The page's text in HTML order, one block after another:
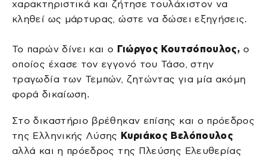
χαρακτηριστικά και ζήτησε τουλάχιστον να
κληθεί ως μάρτυρας, ώστε να δώσει εξηγήσεις.
Το παρών δίνει και ο Γιώργος Κουτσόπουλος, ο
οποίος έχασε τον εγγονό του Τάσο, στην
τραγωδία των Τεμπών, ζητώντας για μία ακόμη
φορά δικαίωση.
Στο δικαστήριο βρέθηκαν επίσης και ο πρόεδρος
της Ελληνικής Λύσης Κυριάκος Βελόπουλος
αλλά και η πρόεδρος της Πλεύσης Ελευθερίας